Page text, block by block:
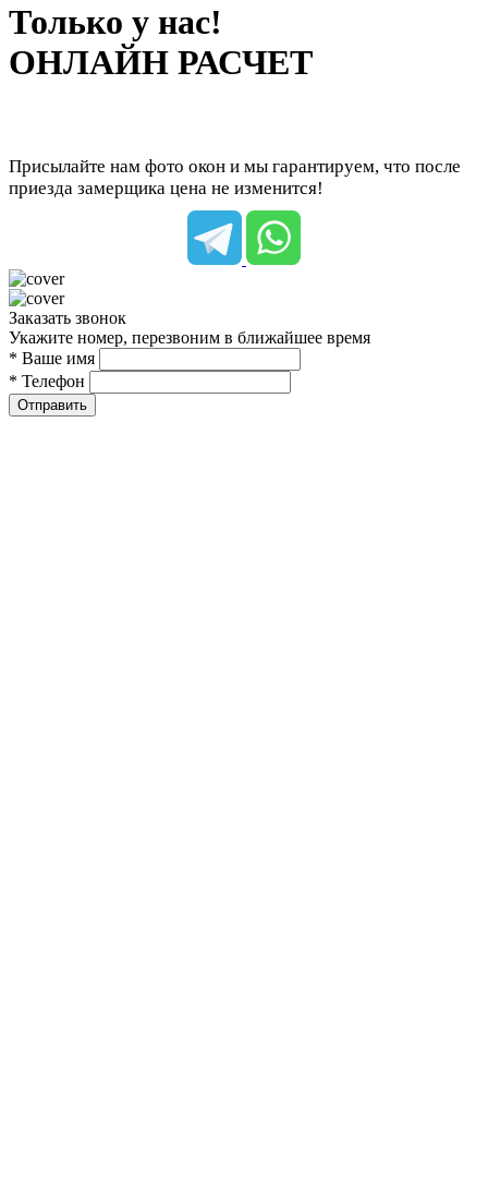
Только у нас!
ОНЛАЙН РАСЧЕТ
Присылайте нам фото окон и мы гарантируем, что после
приезда замерщика цена не изменится!
Заказать звонок
Укажите номер, перезвоним в ближайшее время
* Ваше имя
* Телефон
Отправить